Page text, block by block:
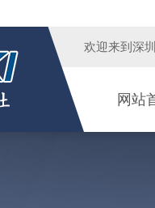
欢迎来到 深
网站